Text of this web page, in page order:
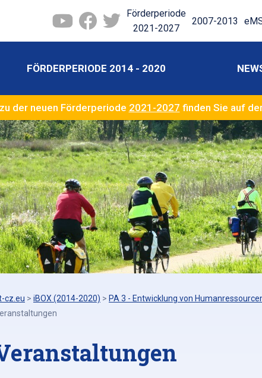
Förderperiode
2021-2027
2007-2013
FÖRDERPERIODE 2014 - 2020
der neuen Förderperiode 2021-2027 finden Sie auf
cz.eu > iBOX (2014-2020) > PA 3 - Entwicklung von